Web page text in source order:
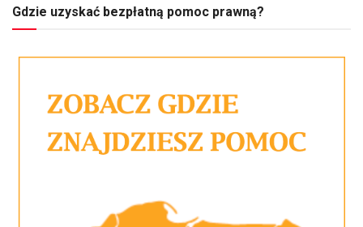
Gdzie uzyskać bezpłatną pomoc prawną?